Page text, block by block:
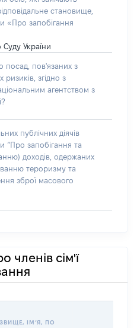
становище,
«Про запобігання
Суду України
посад, пов'язаних з
згідно з
агентством з
публічних діячів
“Про запобігання та
доходів, одержаних
тероризму та
зброї масового
членів сім'ї
ІМʼЯ, ПО